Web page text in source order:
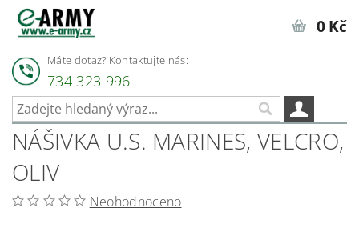
Máte dotaz? Kontaktujte nás:
734 323 996
0 Kč
NÁŠIVKA U.S. MARINES, VELCRO,
OLIV
Neohodnoceno